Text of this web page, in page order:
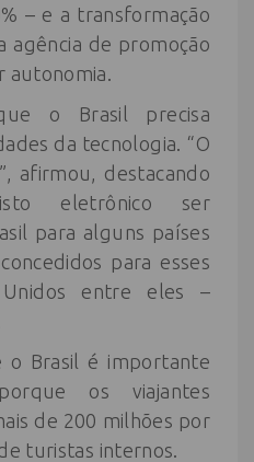
– e a transformação
agência de promoção
autonomia.
o Brasil precisa
da tecnologia. “O
afirmou, destacando
eletrônico ser
para alguns países
para esses
entre eles –
o Brasil é importante
os viajantes
de 200 milhões por
turistas internos.